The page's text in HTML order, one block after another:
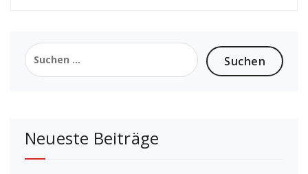
Suchen
nach:
Neueste Beiträge